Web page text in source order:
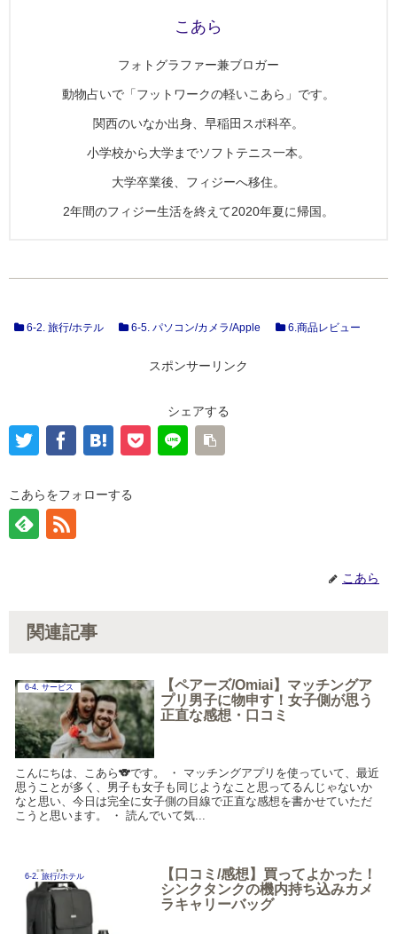
こあら
フォトグラファー兼ブロガー
動物占いで「フットワークの軽いこあら」です。
関西のいなか出身、早稲田スポ科卒。
小学校から大学までソフトテニス一本。
大学卒業後、フィジーへ移住。
2年間のフィジー生活を終えて2020年夏に帰国。
6-2. 旅行/ホテル 6-5. パソコン/カメラ/Apple 6.商品レビュー
スポンサーリンク
シェアする
こあらをフォローする
こあら
関連記事
6-4. サービス
【ペアーズ/Omiai】マッチングア
プリ男子に物申す！女子側が思う
正直な感想・口コミ
こんにちは、こあら🐨です。 ・ マッチングアプリを使っていて、最近
思うことが多く、男子も女子も同じようなこと思ってるんじゃないか
なと思い、今日は完全に女子側の目線で正直な感想を書かせていただ
こうと思います。 ・ 読んでいて気...
6-2. 旅行/ホテル
【口コミ/感想】買ってよかった！
シンクタンクの機内持ち込みカメ
ラキャリーバッグ